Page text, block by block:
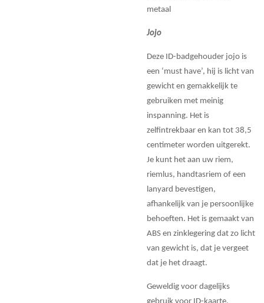
metaal
Jojo
Deze ID-badgehouder jojo is
een ‘must have’, hij is licht van
gewicht en gemakkelijk te
gebruiken met meinig
inspanning. Het is
zelfintrekbaar en kan tot 38,5
centimeter worden uitgerekt.
Je kunt het aan uw riem,
riemlus, handtasriem of een
lanyard bevestigen,
afhankelijk van je persoonlijke
behoeften. Het is gemaakt van
ABS en zinklegering dat zo licht
van gewicht is, dat je vergeet
dat je het draagt.
Geweldig voor dagelijks